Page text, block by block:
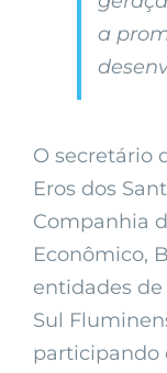
a
O secretário
Eros dos
Companhia
Econômico,
entidades de
Sul
participando